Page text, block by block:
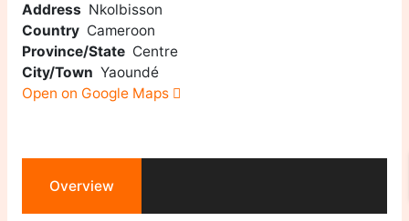
Address Nkolbisson
Country Cameroon
Province/State Centre
City/Town Yaoundé
Open on Google Maps
Overview